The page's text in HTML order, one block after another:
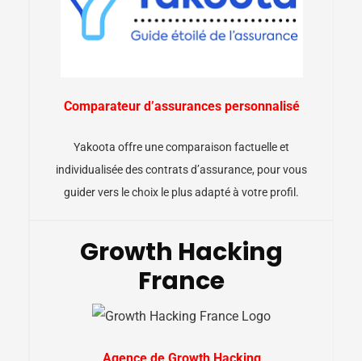
Comparateur d’assurances personnalisé
Yakoota offre une comparaison factuelle et
individualisée des contrats d’assurance, pour vous
guider vers le choix le plus adapté à votre profil.
Growth Hacking
France